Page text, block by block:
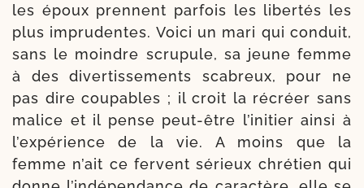
les époux prennent par­fois les liber­tés les
plus impru­dentes. Voici un mari qui conduit,
sans le moindre scru­pule, sa jeune femme
à des diver­tis­se­ments sca­breux, pour ne
pas dire cou­pables ; il croit la récréer sans
malice et il pense peut-​être l’initier ain­si à
l’expérience de la vie. A moins que la
femme n’ait ce fervent sérieux chré­tien qui